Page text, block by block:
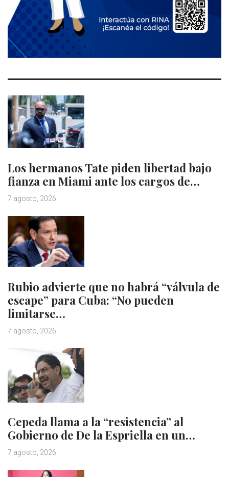
Los hermanos Tate piden libertad bajo
fianza en Miami ante los cargos de…
7 agosto, 2026
Rubio advierte que no habrá “válvula de
escape” para Cuba: “No pueden
limitarse…
7 agosto, 2026
Cepeda llama a la “resistencia” al
Gobierno de De la Espriella en un…
7 agosto, 2026